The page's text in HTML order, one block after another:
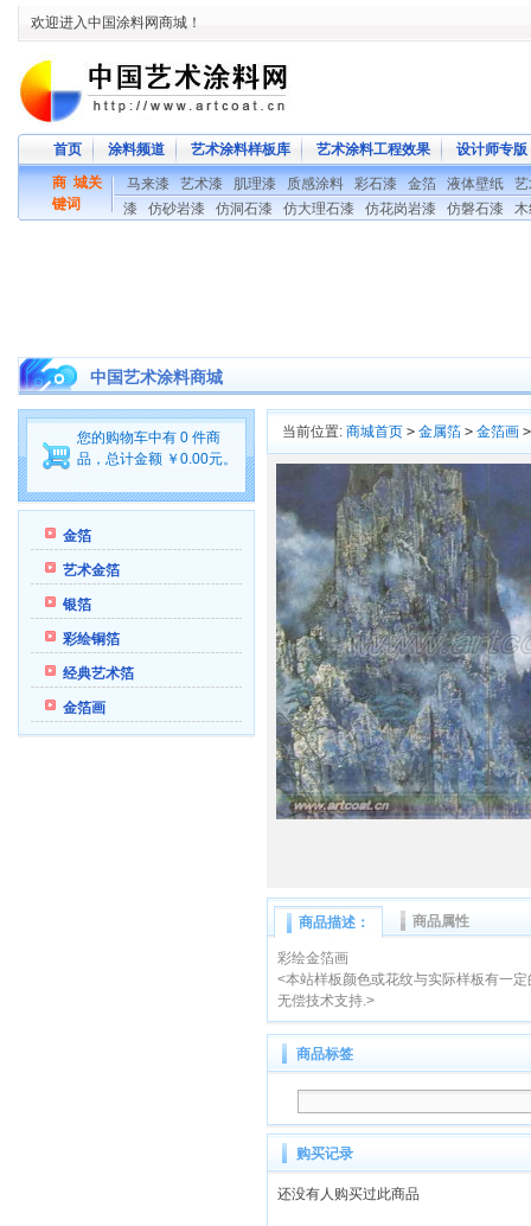
欢迎进入中国涂料网商城！
首页 涂料频道 艺术涂料样板库 艺术涂料工程效果
设计师专版
商 城关
键词
马来漆 艺术漆 肌理漆 质感涂料 彩石漆 金箔 液体壁纸
漆
仿砂岩漆 仿洞石漆 仿大理石漆 仿花岗岩漆 仿磐石漆
中国艺术涂料商城
您的购物车中有 0 件商
品，总计金额 ￥0.00元。
金箔
艺术金箔
银箔
彩绘铜箔
经典艺术箔
金箔画
当前位置: 商城首页 > 金属箔 > 金箔画 >
商品描述： 商品属性
彩绘金箔画
<本站样板颜色或花纹与实际样板有一
无偿技术支持.>
商品标签
购买记录
还没有人购买过此商品